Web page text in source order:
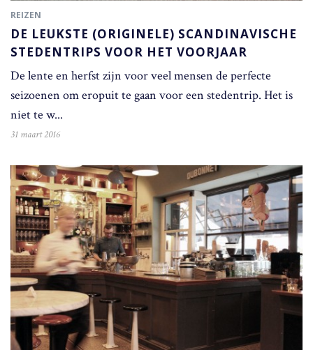
REIZEN
DE LEUKSTE (ORIGINELE) SCANDINAVISCHE
STEDENTRIPS VOOR HET VOORJAAR
De lente en herfst zijn voor veel mensen de perfecte
seizoenen om eropuit te gaan voor een stedentrip. Het is
niet te w...
31 maart 2016